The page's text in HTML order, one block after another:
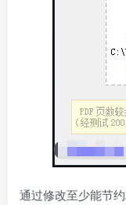
通过修改至少能节约